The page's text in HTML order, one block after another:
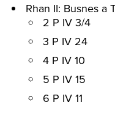
Rhan II: Busnes a
2 P IV 3/4
3 P IV 24
4 P IV 10
5 P IV 15
6 P IV 11